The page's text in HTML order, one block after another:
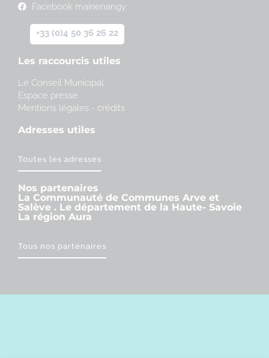
Facebook mairienangy
+33 (0)4 50 36 26 22
Les raccourcis utiles
Le Conseil Municipal
Espace presse
Mentions légales - crédits
Adresses utiles
Toutes les adresses
Nos partenaires
La Communauté de Communes Arve et
Salève . Le département de la Haute- Savoie
La région Aura
Tous nos partenaires